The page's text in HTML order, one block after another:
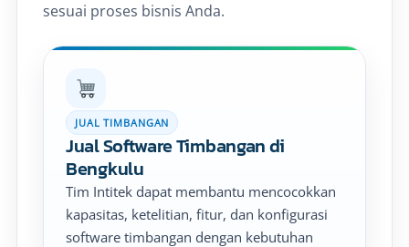
sesuai proses bisnis Anda.
JUAL TIMBANGAN
Jual Software Timbangan di
Bengkulu
Tim Intitek dapat membantu mencocokkan
kapasitas, ketelitian, fitur, dan konfigurasi
software timbangan dengan kebutuhan